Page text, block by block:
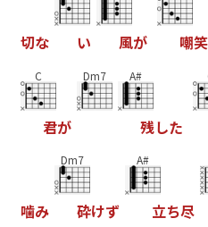
切な い 風が 嘲笑
C
君が
Dm7 A#
残した
噛み
Dm7
砕けず
A#
立ち尽